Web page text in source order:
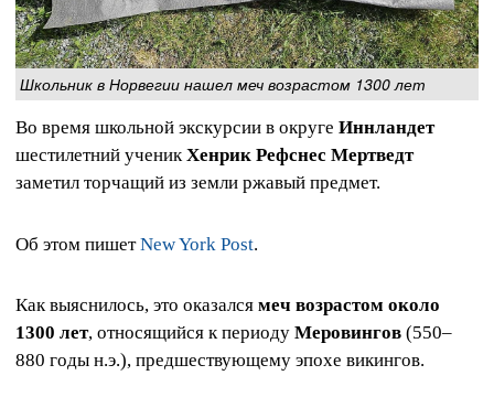
Школьник в Норвегии нашел меч возрастом 1300 лет
Во время школьной экскурсии в округе Иннландет
шестилетний ученикХенрик Рефснес Мертведт
заметил торчащий из земли ржавый предмет.
Об этом пишетNew York Post.
Как выяснилось, это оказался меч возрастом около
1300 лет, относящийся к периоду Меровингов (550–
880 годы н.э.), предшествующему эпохе викингов.